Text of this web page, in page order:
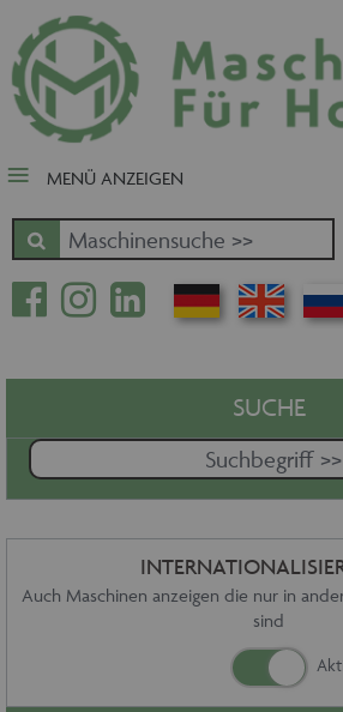
close Submenü
Nach Fertigungsschwerpunkt
Schnäppchen
Zuschnitt - Sägen
Kantenbearbeitung
Fräsen - Bohren - Hobeln - CNC
Oberfläche
Massivholz
Handling - Transportieren -
Stapeln - Verpacken etc.
Absaugen - Versorgen -
Service
MENÜ ANZEIGEN
SUCHE
Auch Maschinen anzeigen die nur in
sind